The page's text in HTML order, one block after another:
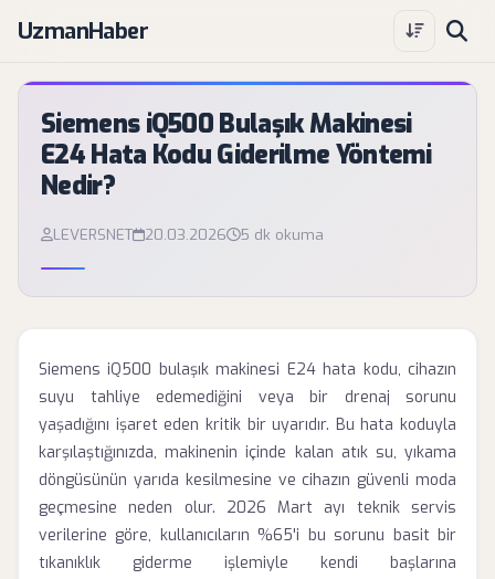
UzmanHaber
Siemens iQ500 Bulaşık Makinesi
E24 Hata Kodu Giderilme Yöntemi
Nedir?
LEVERSNET 20.03.2026 5 dk okuma
Siemens iQ500 bulaşık makinesi E24 hata kodu, cihazın
suyu tahliye edemediğini veya bir drenaj sorunu
yaşadığını işaret eden kritik bir uyarıdır. Bu hata koduyla
karşılaştığınızda, makinenin içinde kalan atık su, yıkama
döngüsünün yarıda kesilmesine ve cihazın güvenli moda
geçmesine neden olur. 2026 Mart ayı teknik servis
verilerine göre, kullanıcıların %65'i bu sorunu basit bir
tıkanıklık giderme işlemiyle kendi başlarına